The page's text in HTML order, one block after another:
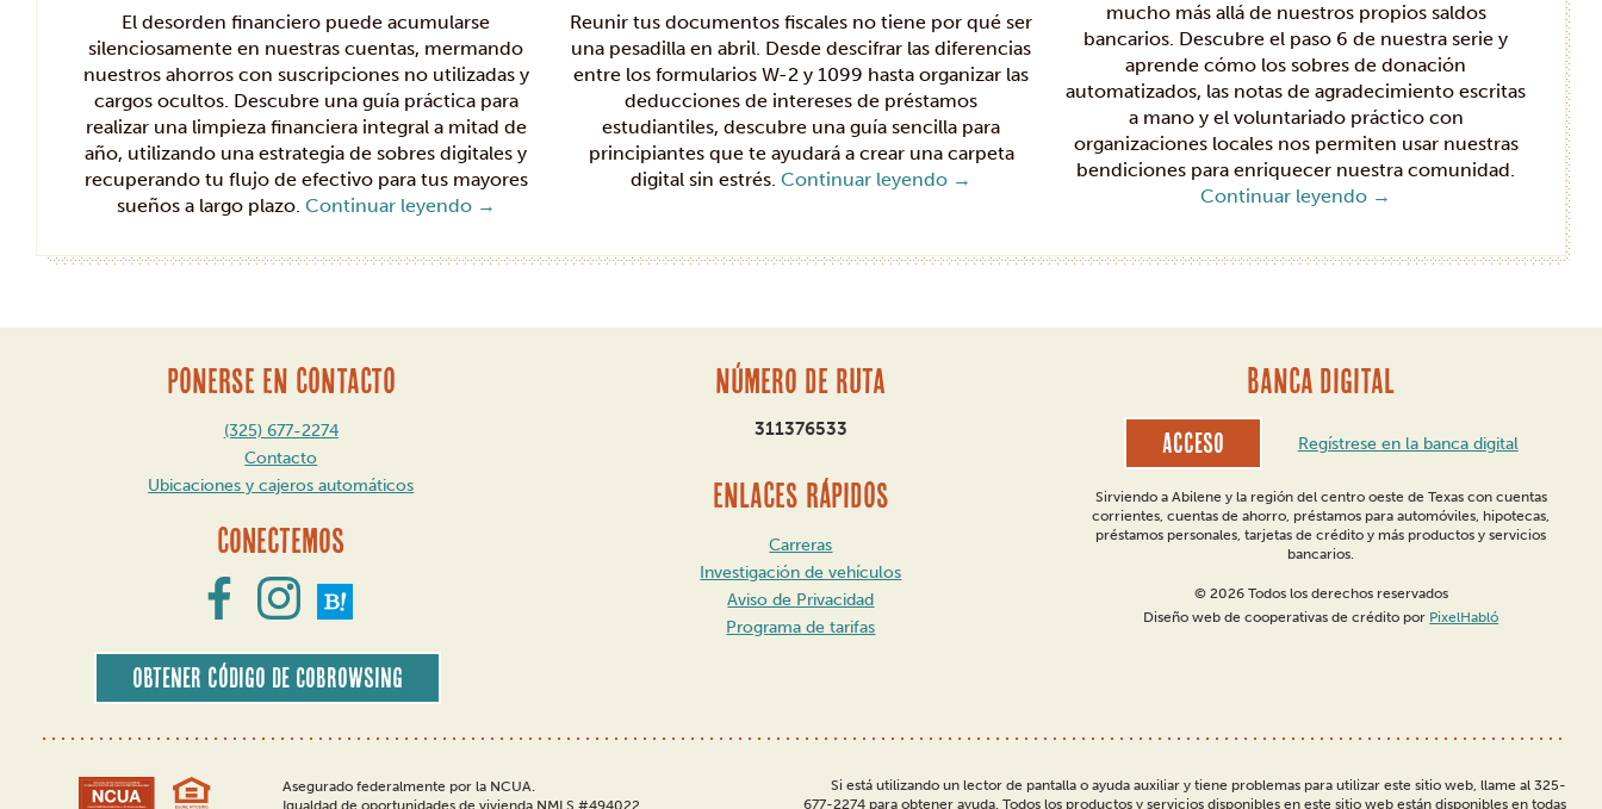
El desorden financiero puede acumularse
silenciosamente en nuestras cuentas, mermando
nuestros ahorros con suscripciones no utilizadas y
cargos ocultos. Descubre una guía práctica para
realizar una limpieza financiera integral a mitad de
año, utilizando una estrategia de sobres digitales y
recuperando tu flujo de efectivo para tus mayores
sueños a largo plazo. Continuar leyendo →
Reunir tus documentos fiscales no tiene por qué ser
una pesadilla en abril. Desde descifrar las diferencias
entre los formularios W-2 y 1099 hasta organizar las
deducciones de intereses de préstamos
estudiantiles, descubre una guía sencilla para
principiantes que te ayudará a crear una carpeta
digital sin estrés. Continuar leyendo →
mucho más allá de nuestros propios saldos
bancarios. Descubre el paso 6 de nuestra serie y
aprende cómo los sobres de donación
automatizados, las notas de agradecimiento escritas
a mano y el voluntariado práctico con
organizaciones locales nos permiten usar nuestras
bendiciones para enriquecer nuestra comunidad.
Continuar leyendo →
PONERSE EN CONTACTO
(325) 677-2274
Contacto
Ubicaciones y cajeros automáticos
Conectemos
Obtener código de CoBrowsing
Número de ruta
311376533
ENLACES RÁPIDOS
Carreras
Investigación de vehículos
Aviso de Privacidad
Programa de tarifas
BANCA DIGITAL
Acceso Regístrese en la banca digital
Sirviendo a Abilene y la región del centro oeste de Texas con cuentas
corrientes, cuentas de ahorro, préstamos para automóviles, hipotecas,
préstamos personales, tarjetas de crédito y más productos y servicios
bancarios.
© 2026 Todos los derechos reservados
Diseño web de cooperativas de crédito por PixelHabló
Asegurado federalmente por la NCUA.
Si está utilizando un lector de pantalla o ayuda auxiliar y tiene problemas para utilizar este sitio web, llame al 325-
677-2274 para obtener ayuda. Todos los productos y servicios disponibles en este sitio web están disponibles en todas